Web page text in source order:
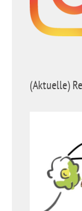
(Aktuelle)